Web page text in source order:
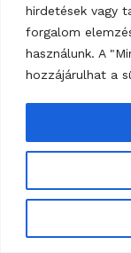
hirdetések vagy
forgalom
használunk. A
hozzájárulhat a
Hozzászólás
Az e-mail címet
karakterrel jelöltük